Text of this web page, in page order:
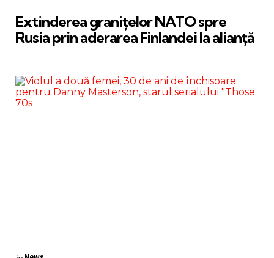
Extinderea granițelor NATO spre
Rusia prin aderarea Finlandei la alianță
Categories